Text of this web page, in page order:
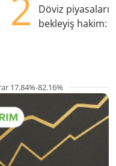
Döviz
bekleyiş hakim:
17.84%-82.16%